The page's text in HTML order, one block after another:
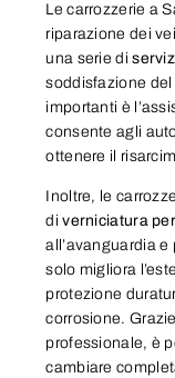
Le carrozzerie a
riparazione dei
una serie di
soddisfazione del
importanti è
consente agli
ottenere il
Inoltre, le
diverniciatura
all’avanguardia
solo migliora
protezione
corrosione.
professionale, è
cambiare